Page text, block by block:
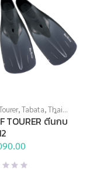
,Tabata,Thai
Brand,กีฬาทางน้ำ, ตีน
กรณ์ดำน้ำ
TOURER ตีนกบ